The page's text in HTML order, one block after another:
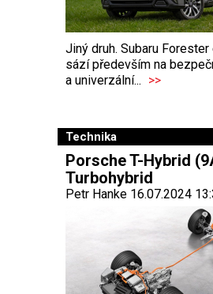
Jiný druh. Subaru
sází především na
a univerzální... >>
Technika
Porsche T-Hybrid
Turbohybrid
Petr Hanke 16.07.2024